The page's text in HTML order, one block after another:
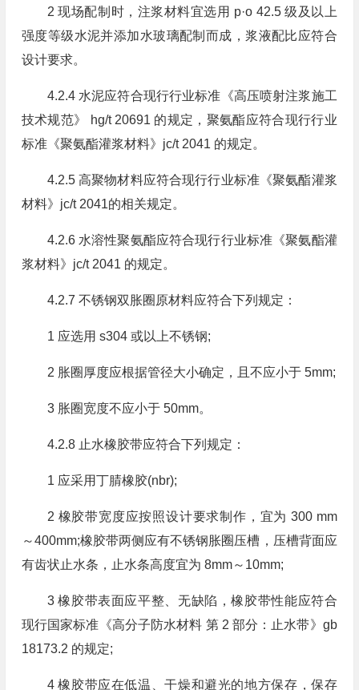
2 现场配制时，注浆材料宜选用 p·o 42.5 级及以上
强度等级水泥并添加水玻璃配制而成，浆液配比应符合
设计要求。
4.2.4 水泥应符合现行行业标准《高压喷射注浆施工
技术规范》 hg/t 20691 的规定，聚氨酯应符合现行行业
标准《聚氨酯灌浆材料》jc/t 2041 的规定。
4.2.5 高聚物材料应符合现行行业标准《聚氨酯灌浆
材料》jc/t 2041的相关规定。
4.2.6 水溶性聚氨酯应符合现行行业标准《聚氨酯灌
浆材料》jc/t 2041 的规定。
4.2.7 不锈钢双胀圈原材料应符合下列规定：
1 应选用 s304 或以上不锈钢;
2 胀圈厚度应根据管径大小确定，且不应小于 5mm;
3 胀圈宽度不应小于 50mm。
4.2.8 止水橡胶带应符合下列规定：
1 应采用丁腈橡胶(nbr);
2 橡胶带宽度应按照设计要求制作，宜为 300 mm
～400mm;橡胶带两侧应有不锈钢胀圈压槽，压槽背面应
有齿状止水条，止水条高度宜为 8mm～10mm;
3 橡胶带表面应平整、无缺陷，橡胶带性能应符合
现行国家标准《高分子防水材料 第 2 部分：止水带》gb
18173.2 的规定;
4 橡胶带应在低温、干燥和避光的地方保存，保存